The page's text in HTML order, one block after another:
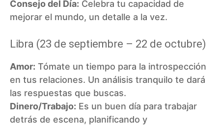
Consejo del Día: Celebra tu capacidad de
mejorar el mundo, un detalle a la vez.
Libra (23 de septiembre – 22 de octubre)
Amor: Tómate un tiempo para la introspección
en tus relaciones. Un análisis tranquilo te dará
las respuestas que buscas.
Dinero/Trabajo: Es un buen día para trabajar
detrás de escena, planificando y